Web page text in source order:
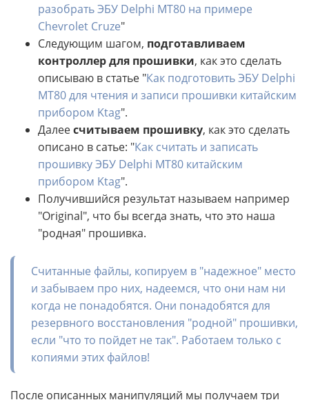
разобрать ЭБУ Delphi MT80 на примере
Chevrolet Cruze"
Следующим шагом, подготавливаем
контроллер для прошивки, как это сделать
описываю в статье "Как подготовить ЭБУ Delphi
MT80 для чтения и записи прошивки китайским
прибором Ktag".
Далеесчитываем прошивку, как это сделать
описано в сатье: "Как считать и записать
прошивку ЭБУ Delphi MT80 китайским
прибором Ktag".
Получившийся результат называем например
"Original", что бы всегда знать, что это наша
"родная" прошивка.
Считанные файлы, копируем в "надежное" место
и забываем про них, надеемся, что они нам ни
когда не понадобятся. Они понадобятся для
резервного восстановления "родной" прошивки,
если "что то пойдет не так". Работаем только с
копиями этих файлов!
После описанных манипуляций мы получаем три